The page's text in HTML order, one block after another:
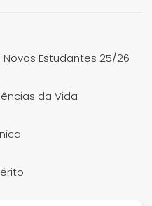
Estudantes 25/26
da Vida